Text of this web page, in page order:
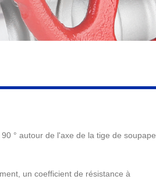
° autour de l'axe de la tige de soupape
un coefficient de résistance à